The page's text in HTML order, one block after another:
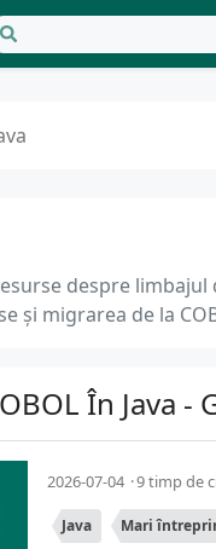
despre limbajul
și migrarea de la
În Java -
2026-07-04 9 timp de
Java Mari